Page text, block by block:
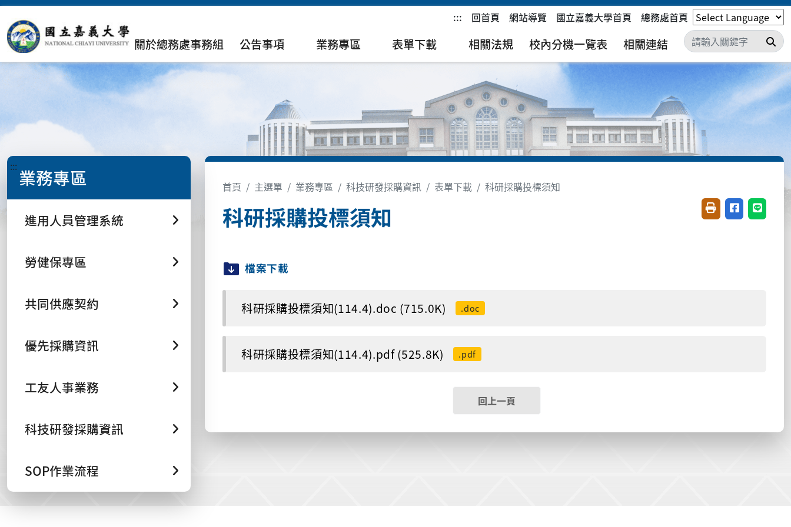
::: 回首頁 網站導覽 國立嘉義大學首頁 總務處首頁
關於總務處事務組 公告事項 業務專區 表單下載 相關法規 校內分機一覽表 相關連結 搜
::: 業務專區
進用人員管理系統
勞健保專區
共同供應契約
優先採購資訊
工友人事業務
科技研發採購資訊
SOP作業流程
首頁 主選單 業務專區 科技研發採購資訊 表單下載 科研採購投標須知
科研採購投標須知 友善列印(開新視窗)
分享至臉書(
分享至
檔案下載
科研採購投標須知(114.4).doc (715.0K) .doc
科研採購投標須知(114.4).pdf (525.8K) .pdf
回上一頁